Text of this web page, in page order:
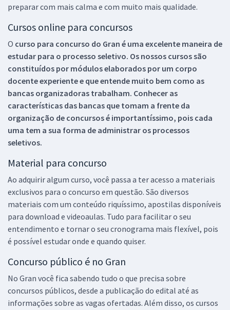
preparar com mais calma e com muito mais qualidade.
Cursos online para concursos
O curso para concurso do Gran é uma excelente maneira de
estudar para o processo seletivo. Os nossos cursos são
constituídos por módulos elaborados por um corpo
docente experiente e que entende muito bem como as
bancas organizadoras trabalham. Conhecer as
características das bancas que tomam a frente da
organização de concursos é importantíssimo, pois cada
uma tem a sua forma de administrar os processos
seletivos.
Material para concurso
Ao adquirir algum curso, você passa a ter acesso a materiais
exclusivos para o concurso em questão. São diversos
materiais com um conteúdo riquíssimo, apostilas disponíveis
para download e videoaulas. Tudo para facilitar o seu
entendimento e tornar o seu cronograma mais flexível, pois
é possível estudar onde e quando quiser.
Concurso público é no Gran
No Gran você fica sabendo tudo o que precisa sobre
concursos públicos, desde a publicação do edital até as
informações sobre as vagas ofertadas. Além disso, os cursos